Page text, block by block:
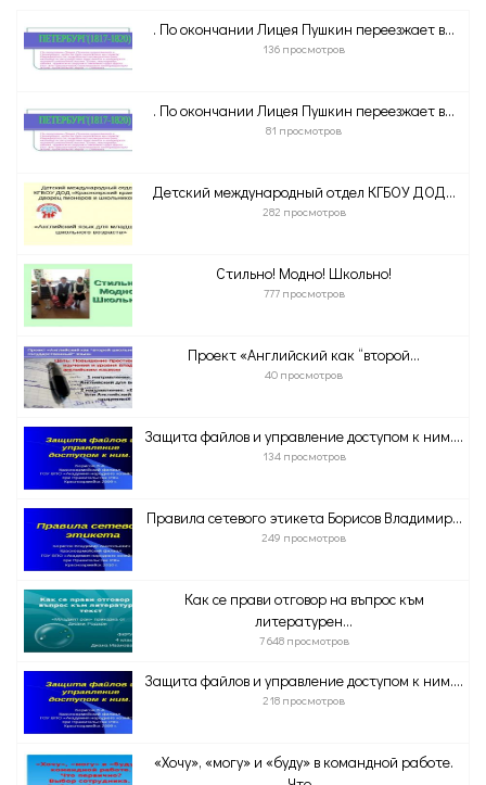
. По окончании Лицея Пушкин переезжает в...
136 просмотров
. По окончании Лицея Пушкин переезжает в...
81 просмотров
Детский международный отдел КГБОУ ДОД...
282 просмотров
Стильно! Модно! Школьно!
777 просмотров
Проект «Английский как “второй...
40 просмотров
Защита файлов и управление доступом к ним....
134 просмотров
Правила сетевого этикета Борисов Владимир...
249 просмотров
Как се прави отговор на въпрос към
литературен...
7 648 просмотров
Защита файлов и управление доступом к ним....
218 просмотров
«Хочу», «могу» и «буду» в командной работе.